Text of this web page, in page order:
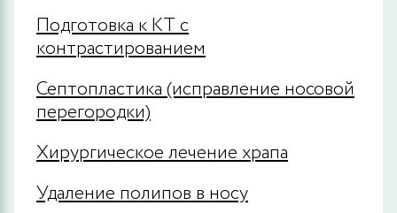
Подготовка к КТ с
контрастированием
Септопластика (исправление носовой
перегородки)
Хирургическое лечение храпа
Удаление полипов в носу